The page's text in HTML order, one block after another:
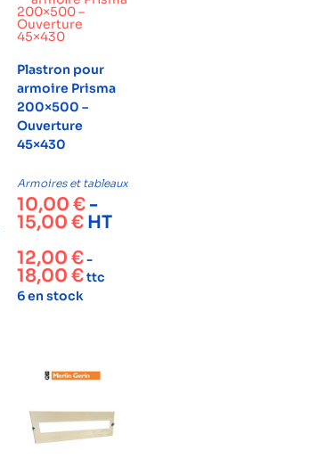
Plastron pour
armoire Prisma
200×500 –
Ouverture
45×430
Armoires et tableaux
10,00 € -
15,00 € HT
12,00 €-
18,00 €ttc
6 en stock